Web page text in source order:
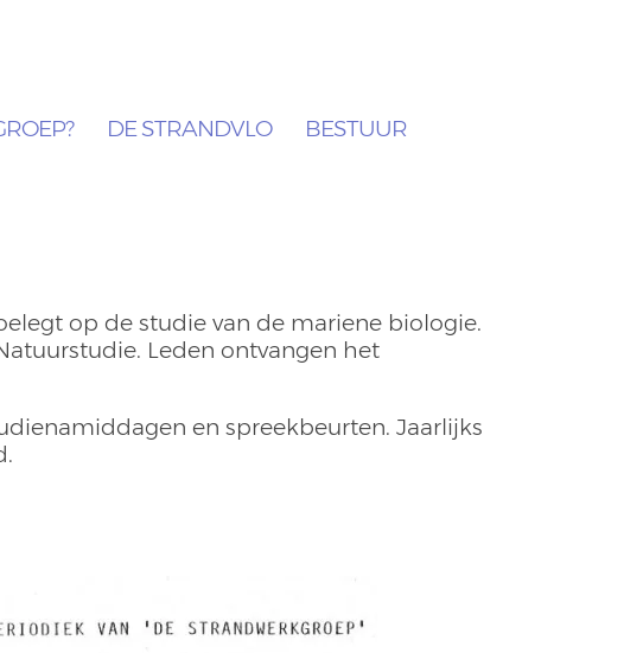
DE STRANDVLO
BESTUUR
op de studie van de mariene biologie.
Leden ontvangen het
en spreekbeurten. Jaarlijks